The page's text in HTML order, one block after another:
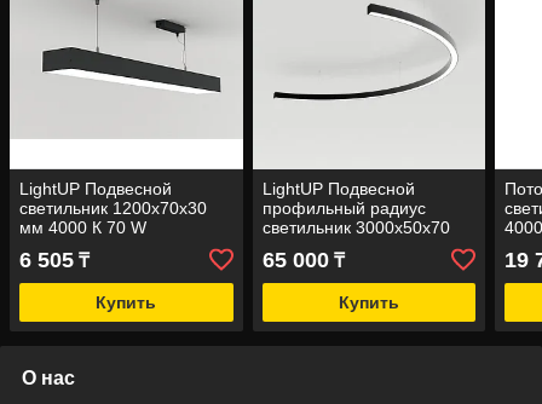
LightUP Подвесной
светильник 1200х70х30
мм 4000 К 70 W
6 505 ₸
Купить
LightUP Подвесной
профильный радиус
светильник 3000х50х70
мм индивидуального
дизайна
65 000₸
Купить
19
О нас